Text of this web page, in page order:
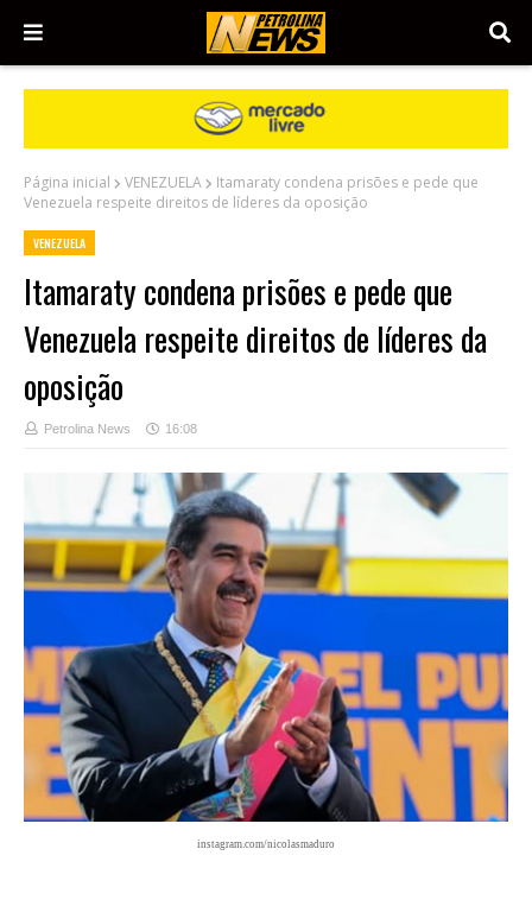
Página inicial VENEZUELA
Itamaraty condena prisões e pede que
Venezuela respeite direitos de líderes da oposição
VENEZUELA
Itamaraty condena prisões e pede que
Venezuela respeite direitos de líderes da
oposição
Petrolina News 16:08
instagram.com/nicolasmaduro